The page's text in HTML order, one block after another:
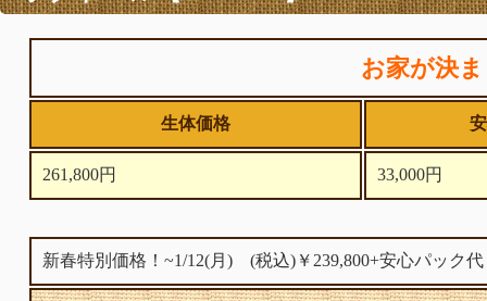
お家が決
生体価格
261,800円 33,000円
新春特別価格！~1/12(月) (税込)￥239,800+安心パッ